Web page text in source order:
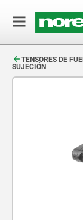
TENSORES DE
SUJECIÓN